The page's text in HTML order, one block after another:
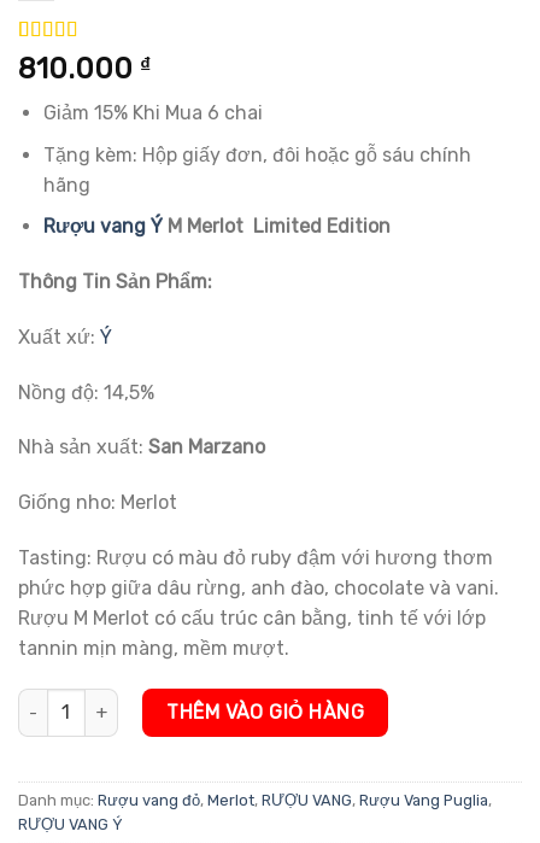
5.00trên 5
dựa trên
29
810.000 ₫
Giảm 15% Khi Mua 6 chai
Tặng kèm: Hộp giấy đơn, đôi hoặc gỗ sáu chính
hãng
Rượu vang ÝM Merlot Limited Edition
Thông Tin Sản Phẩm:
Xuất xứ: Ý
Nồng độ: 14,5%
Nhà sản xuất: San Marzano
Giống nho: Merlot
Tasting: Rượu có màu đỏ ruby đậm với hương thơm
phức hợp giữa dâu rừng, anh đào, chocolate và vani.
Rượu M Merlot có cấu trúc cân bằng, tinh tế với lớp
tannin mịn màng, mềm mượt.
Rượu Vang Ý San Marzano M Merlot Limited Edition số lượng
THÊM VÀO GIỎ HÀNG
Danh mục: Rượu vang đỏ, Merlot, RƯỢU VANG, Rượu Vang Puglia,
RƯỢU VANG Ý